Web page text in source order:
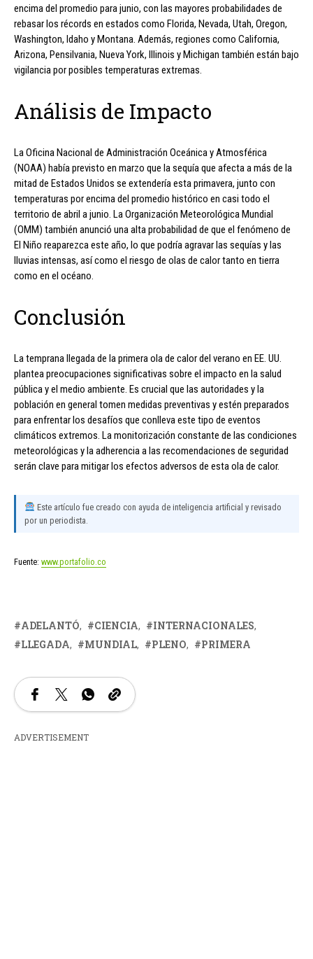
encima del promedio para junio, con las mayores probabilidades de
rebasar los récords en estados como Florida, Nevada, Utah, Oregon,
Washington, Idaho y Montana. Además, regiones como California,
Arizona, Pensilvania, Nueva York, Illinois y Michigan también están bajo
vigilancia por posibles temperaturas extremas.
Análisis de Impacto
La Oficina Nacional de Administración Oceánica y Atmosférica
(NOAA) había previsto en marzo que la sequía que afecta a más de la
mitad de Estados Unidos se extendería esta primavera, junto con
temperaturas por encima del promedio histórico en casi todo el
territorio de abril a junio. La Organización Meteorológica Mundial
(OMM) también anunció una alta probabilidad de que el fenómeno de
El Niño reaparezca este año, lo que podría agravar las sequías y las
lluvias intensas, así como el riesgo de olas de calor tanto en tierra
como en el océano.
Conclusión
La temprana llegada de la primera ola de calor del verano en EE. UU.
plantea preocupaciones significativas sobre el impacto en la salud
pública y el medio ambiente. Es crucial que las autoridades y la
población en general tomen medidas preventivas y estén preparados
para enfrentar los desafíos que conlleva este tipo de eventos
climáticos extremos. La monitorización constante de las condiciones
meteorológicas y la adherencia a las recomendaciones de seguridad
serán clave para mitigar los efectos adversos de esta ola de calor.
Este artículo fue creado con ayuda de inteligencia artificial y revisado
por un periodista.
Fuente: www.portafolio.co
ADELANTÓ CIENCIA
INTERNACIONALES
LLEGADA
MUNDIAL PLENO PRIMERA
ADVERTISEMENT